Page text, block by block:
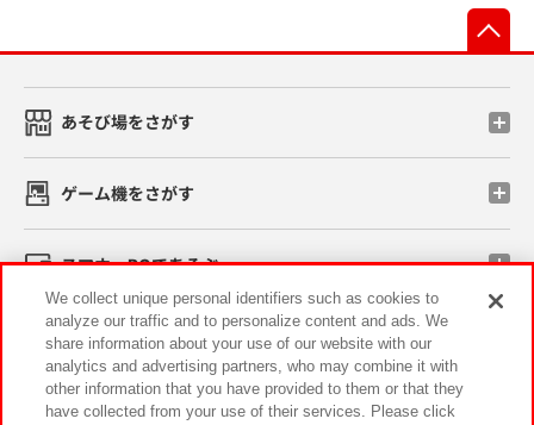
あそび場をさがす
ゲーム機をさがす
スマホ・PCであそぶ
イベント・キャンペーン
We collect unique personal identifiers such as cookies to
analyze our traffic and to personalize content and ads. We
share information about your use of our website with our
analytics and advertising partners, who may combine it with
other information that you have provided to them or that they
have collected from your use of their services. Please click